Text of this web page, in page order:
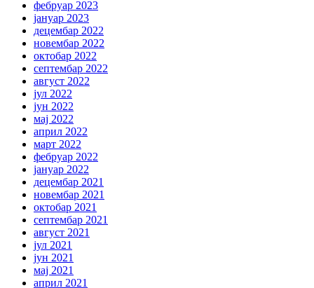
фебруар 2023
јануар 2023
децембар 2022
новембар 2022
октобар 2022
септембар 2022
август 2022
јул 2022
јун 2022
мај 2022
април 2022
март 2022
фебруар 2022
јануар 2022
децембар 2021
новембар 2021
октобар 2021
септембар 2021
август 2021
јул 2021
јун 2021
мај 2021
април 2021